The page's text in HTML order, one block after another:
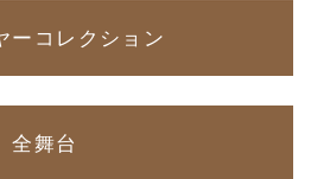
ーコレクション
全舞台